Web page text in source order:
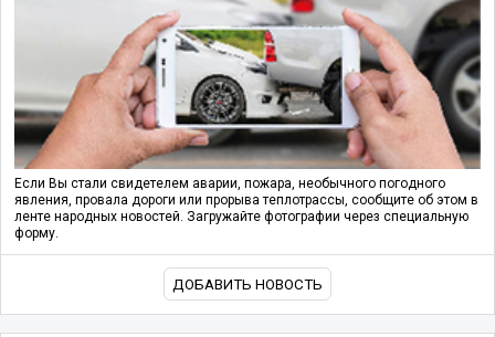
Если Вы стали свидетелем аварии, пожара, необычного погодного
явления, провала дороги или прорыва теплотрассы, сообщите об этом в
ленте народных новостей. Загружайте фотографии через специальную
форму.
ДОБАВИТЬ НОВОСТЬ